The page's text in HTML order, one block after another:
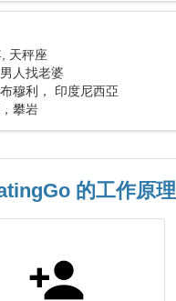
天秤座
人找老婆
穆利， 印度尼西亞
攀岩
的工作原理